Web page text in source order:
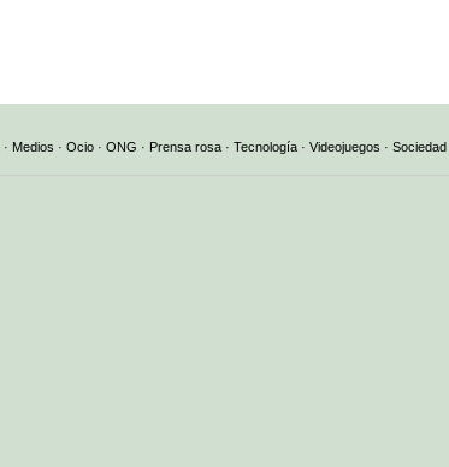
· Medios · Ocio · ONG · Prensa rosa · Tecnología · Videojuegos · Sociedad